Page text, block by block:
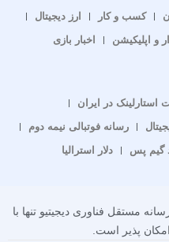
کسب و کار
ارز دیجیتال
و اپلیکیشن اخبار بازی
استارلینک در ایران
رسانه فوتبالی نیمه دوم
گیم پس دلار استرالیا
مستقل فناوری دیجیتیو تنها با
پذیر است.